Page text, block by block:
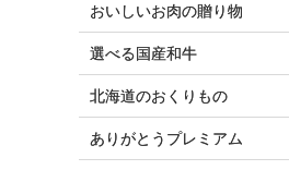
おいしいお肉の贈り物
選べる国産和牛
北海道のおくりもの
ありがとうプレミアム